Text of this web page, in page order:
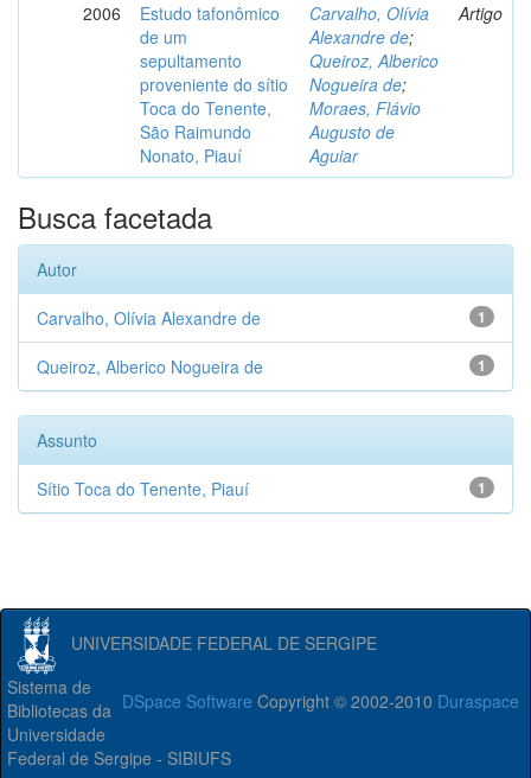
2006
Estudo tafonômico
de um
sepultamento
proveniente do sítio
Toca do Tenente,
São Raimundo
Nonato, Piauí
Carvalho, Olívia
Alexandre de;
Queiroz, Alberico
Nogueira de;
Moraes, Flávio
Augusto de
Aguiar
Artigo
Busca facetada
Autor
1
Carvalho, Olívia Alexandre de
1
Queiroz, Alberico Nogueira de
Assunto
1
Sítio Toca do Tenente, Piauí
UNIVERSIDADE FEDERAL DE SERGIPE
DSpace Software Copyright © 2002-2010 Duraspace
Sistema de
Bibliotecas da
Universidade
Federal de Sergipe - SIBIUFS